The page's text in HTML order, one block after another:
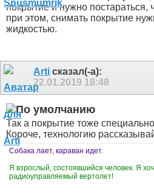
покрытие и нужно постараться,
при этом, снимать покрытие
жидкостью.
Arti сказал(-а):
22.01.2019 18:48
Так а покрытие тоже
Короче, технологию
Собака лает, караван идет.
Я взрослый, состоявшийся человек. Я
радиоуправляемый вертолет!